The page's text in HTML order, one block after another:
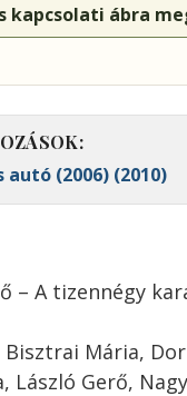
kapcsolati ábra
(2006) (2010)
– A tizennégy
Bisztrai Mária,
László Gerő,